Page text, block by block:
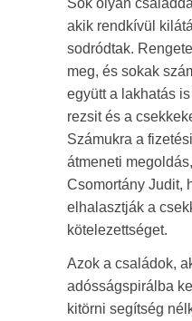
Sok olyan
akik rendkívül
sodródtak.
meg, és sokak
együtt a lakhatás
rezsit és a
Számukra a
átmeneti
Csomortány Judit,
elhalasztják a
kötelezettséget.
Azok a családok,
adósságspirálba
kitörni segítség